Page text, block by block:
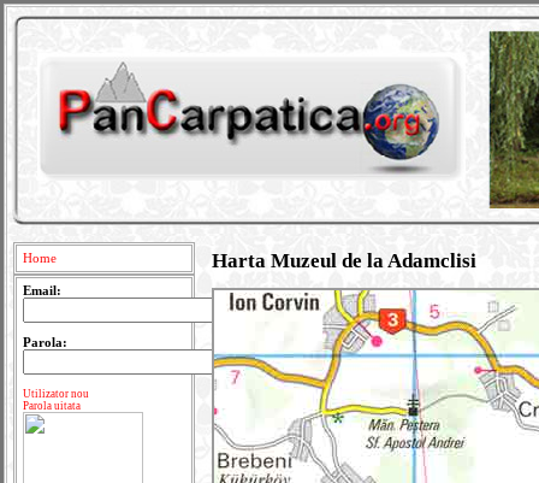
Home
Email:
Parola:
Utilizator nou
Parola uitata
Harta Muzeul de la Adamclisi